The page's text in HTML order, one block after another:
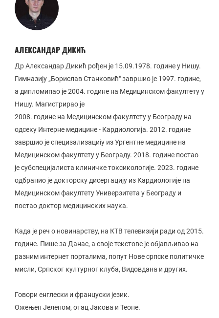
АЛЕКСАНДАР ДИКИЋ
Др Александар Дикић рођен је 15.09.1978. године у Нишу.
Гимназију „Борислав Станковић" завршио је 1997. године,
а дипломипао је 2004. године на Медицинском факултету у
Нишу. Магистрирао је
2008. године на Медицинском факултету у Београду на
одсеку Интерне медицине - Кардиологија. 2012. године
завршио је специзализациіу из Ургентне медицине на
Медицинском факултету у Београду. 2018. године постао
је субспецијалиста клиничке токсикологије. 2023. године
одбранио је докторску дисертацију из Кардиологије на
Медицинском факултету Универзитета у Београду и
постао доктор медицинских наука.
Када је реч о новинарству, на КТВ телевизији ради од 2015.
године. Пише за Данас, а своје текстове је објављивао на
разним интернет порталима, попут Нове српске политичке
мисли, Српског културног клуба, Видовдана и других.
Говори енглески и француски језик.
Ожењен Јеленом, отац Јакова и Теоне.